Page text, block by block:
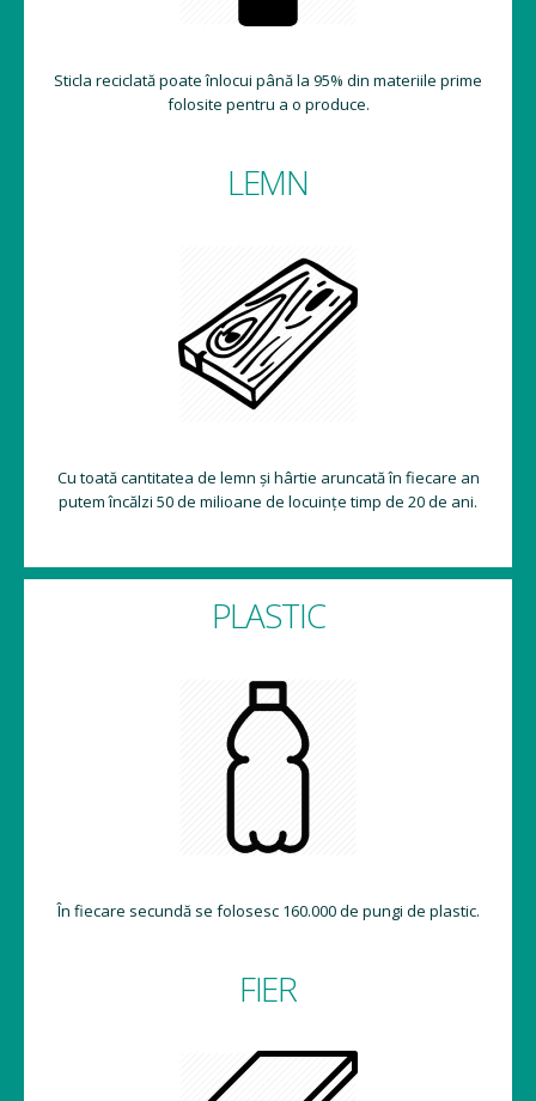
Sticla reciclată poate înlocui până la 95% din materiile prime
folosite pentru a o produce.
LEMN
Cu toată cantitatea de lemn și hârtie aruncată în fiecare an
putem încălzi 50 de milioane de locuințe timp de 20 de ani.
PLASTIC
În fiecare secundă se folosesc 160.000 de pungi de plastic.
FIER